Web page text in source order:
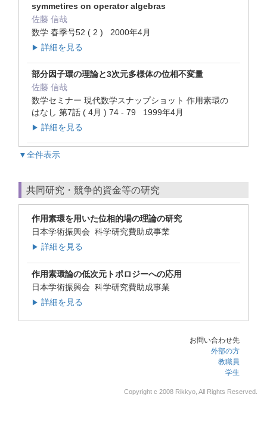
symmetires on operator algebras
佐藤 信哉
数学 春季号52 ( 2 ) 2000年4月
▶ 詳細を見る
部分因子環の理論と3次元多様体の位相不変量
佐藤 信哉
数学セミナー 現代数学スナップショット 作用素環の
はなし 第7話 ( 4月 ) 74 - 79 1999年4月
▶ 詳細を見る
▼全件表示
共同研究・競争的資金等の研究
作用素環を用いた位相的場の理論の研究
日本学術振興会 科学研究費助成事業
▶ 詳細を見る
作用素環論の低次元トポロジーへの応用
日本学術振興会 科学研究費助成事業
▶ 詳細を見る
お問い合わせ先
外部の方
教職員
学生
Copyright c 2008 Rikkyo, All Rights Reserved.